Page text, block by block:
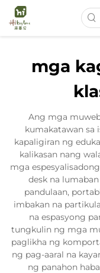
Tahanan
Tungkol Sa Amin
Mga Produkto
Balita
Mga kaso
Makipag-
mga
Ang mga
kumakatawan sa
kapaligiran ng
kalikasan nang
mga
desk na
pandulaan,
imbakan na
na espasyong
tungkulin ng mga
paglikha ng
ng pag-aaral na
ng panahon